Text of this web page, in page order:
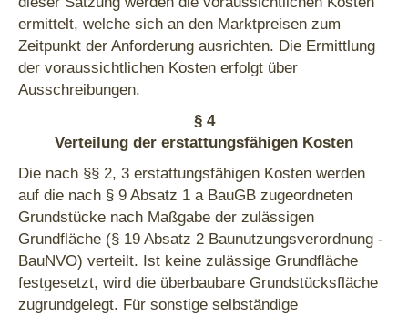
ermittelt, welche sich an den Marktpreisen zum
Zeitpunkt der Anforderung ausrichten. Die Ermittlung
der voraussichtlichen Kosten erfolgt über
Ausschreibungen.
§ 4
Verteilung der erstattungsfähigen Kosten
Die nach §§ 2, 3 erstattungsfähigen Kosten werden
auf die nach § 9 Absatz 1 a BauGB zugeordneten
Grundstücke nach Maßgabe der zulässigen
Grundfläche (§ 19 Absatz 2 Baunutzungsverordnung -
BauNVO) verteilt. Ist keine zulässige Grundfläche
festgesetzt, wird die überbaubare Grundstücksfläche
zugrundgelegt. Für sonstige selbständige